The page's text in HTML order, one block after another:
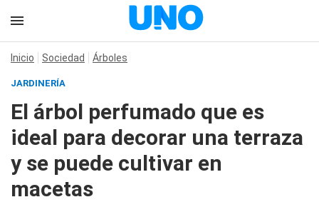
Inicio Sociedad Árboles
JARDINERÍA
El árbol perfumado que es
ideal para decorar una terraza
y se puede cultivar en
macetas